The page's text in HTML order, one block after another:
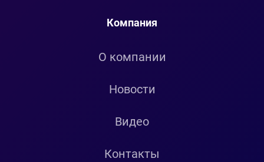
Компания
О компании
Новости
Видео
Контакты